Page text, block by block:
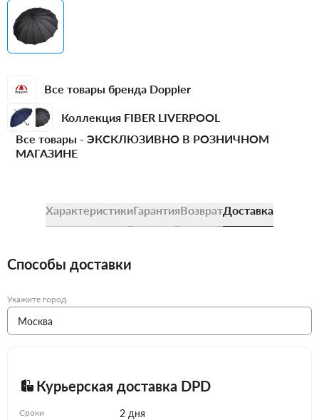
Все товары бренда Doppler
Коллекция FIBER LIVERPOOL
Все товары - ЭКСКЛЮЗИВНО В РОЗНИЧНОМ
МАГАЗИНЕ
ХарактеристикиГарантияВозвратДоставка
Способы доставки
Укажите город
Курьерская доставка DPD
Сроки 2 дня